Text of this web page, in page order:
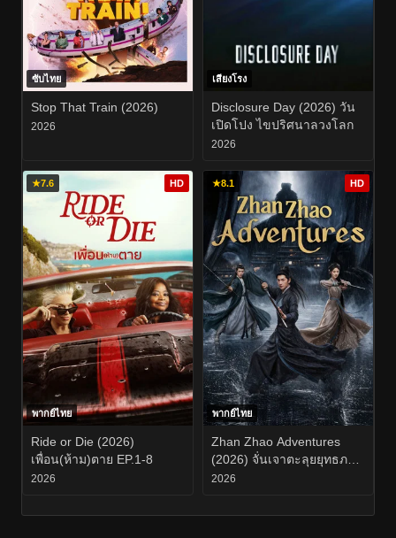
ซับไทย
Stop That Train (2026)
2026
เสียงโรง
Disclosure Day (2026) วัน
เปิดโปง ไขปริศนาลวงโลก
2026
★7.6 HD
พากย์ไทย
Ride or Die (2026)
เพื่อน(ห้าม)ตาย EP.1-8
2026
★8.1 HD
พากย์ไทย
Zhan Zhao Adventures
(2026) จั่นเจาตะลุยยุทธภพ
EP.1-37
2026